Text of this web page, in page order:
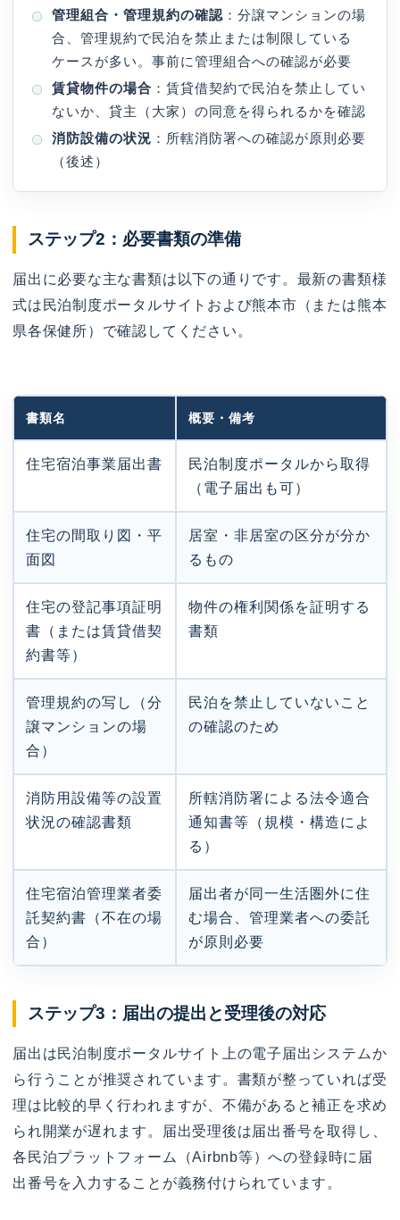
管理組合・管理規約の確認 ：分譲マンションの場
合、管理規約で民泊を禁止または制限している
ケースが多い。事前に管理組合への確認が必要
賃貸物件の場合 ：賃貸借契約で民泊を禁止してい
ないか、貸主（大家）の同意を得られるかを確認
消防設備の状況 ：所轄消防署への確認が原則必要
（後述）
ステップ2：必要書類の準備
届出に必要な主な書類は以下の通りです。最新の書類様
式は民泊制度ポータルサイトおよび熊本市（または熊本
県各保健所）で確認してください。
書類名 概要・備考
住宅宿泊事業届出書
民泊制度ポータルから取得
（電子届出も可）
住宅の間取り図・平
面図
居室・非居室の区分が分か
るもの
住宅の登記事項証明
書（または賃貸借契
約書等）
物件の権利関係を証明する
書類
管理規約の写し（分
譲マンションの場
合）
民泊を禁止していないこと
の確認のため
消防用設備等の設置
状況の確認書類
所轄消防署による法令適合
通知書等（規模・構造によ
る）
住宅宿泊管理業者委
託契約書（不在の場
合）
届出者が同一生活圏外に住
む場合、管理業者への委託
が原則必要
ステップ3：届出の提出と受理後の対応
届出は民泊制度ポータルサイト上の電子届出システムか
ら行うことが推奨されています。書類が整っていれば受
理は比較的早く行われますが、不備があると補正を求め
られ開業が遅れます。届出受理後は届出番号を取得し、
各民泊プラットフォーム（Airbnb等）への登録時に届
出番号を入力することが義務付けられています。